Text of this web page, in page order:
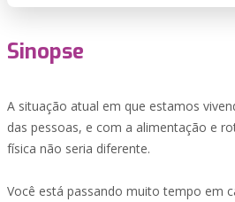
Sinopse
A situação atual em que estamos
das pessoas, e com a alimentação e
física não seria diferente.
Você está passando muito tempo em